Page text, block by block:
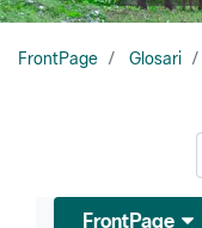
FrontPage Glosari
FrontPage